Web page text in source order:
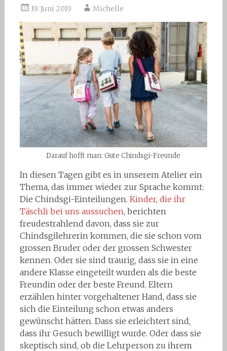
19. Juni 2019 Michelle
Darauf hofft man: Gute Chindsgi-Freunde
In diesen Tagen gibt es in unserem Atelier ein
Thema, das immer wieder zur Sprache kommt:
Die Chindsgi-Einteilungen. Kinder, die ihr
Täschli bei uns aussuchen, berichten
freudestrahlend davon, dass sie zur
Chindsgilehrerin kommen, die sie schon vom
grossen Bruder oder der grossen Schwester
kennen. Oder sie sind traurig, dass sie in eine
andere Klasse eingeteilt wurden als die beste
Freundin oder der beste Freund. Eltern
erzählen hinter vorgehaltener Hand, dass sie
sich die Einteilung schon etwas anders
gewünscht hätten. Dass sie erleichtert sind,
dass ihr Gesuch bewilligt wurde. Oder dass sie
skeptisch sind, ob die Lehrperson zu ihrem